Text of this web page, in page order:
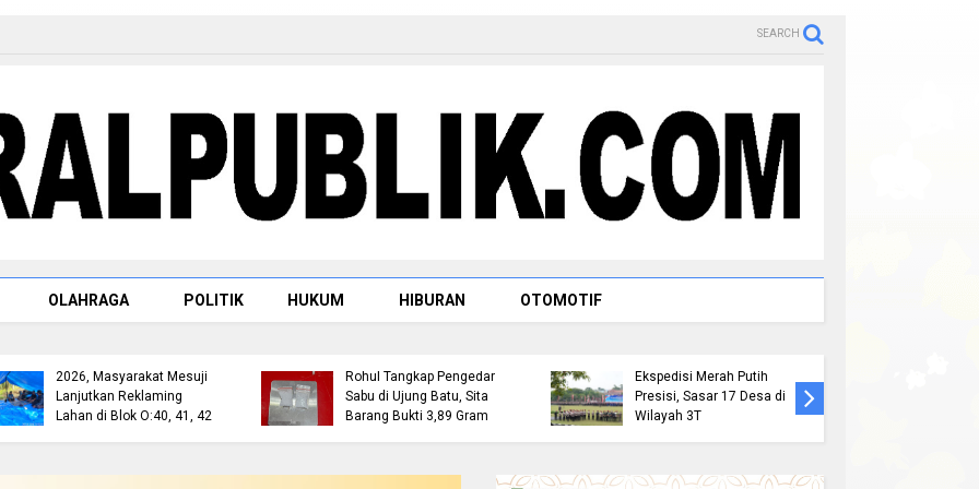
SEARCH
OLAHRAGA POLITIK HUKUM HIBURAN OTOMOTIF
2026, Masyarakat Mesuji
Lanjutkan Reklaming
Lahan di Blok O:40, 41, 42
Rohul Tangkap Pengedar
Sabu di Ujung Batu, Sita
Barang Bukti 3,89 Gram
Ekspedisi Merah Putih
Presisi, Sasar 17 Desa di
Wilayah 3T